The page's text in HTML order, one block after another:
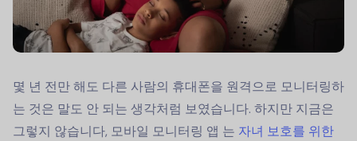
몇 년 전만 해도 다른 사람의 휴대폰을 원격으로 모니터링하
는 것은 말도 안 되는 생각처럼 보였습니다. 하지만 지금은
그렇지 않습니다, 모바일 모니터링 앱 는 자녀 보호를 위한